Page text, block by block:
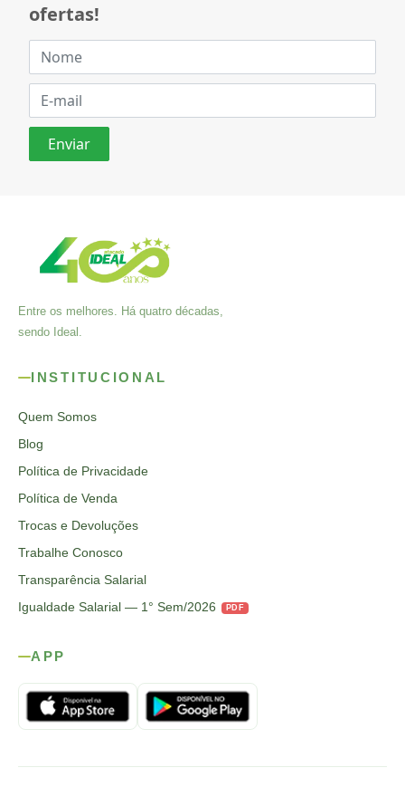
ofertas!
Entre os melhores. Há quatro décadas,
sendo Ideal.
INSTITUCIONAL
Quem Somos
Blog
Política de Privacidade
Política de Venda
Trocas e Devoluções
Trabalhe Conosco
Transparência Salarial
Igualdade Salarial — 1° Sem/2026
PDF
APP